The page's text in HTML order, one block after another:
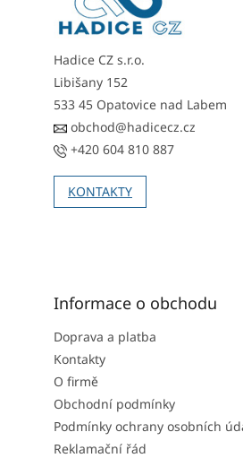
Hadice CZ s.r.o.
Libišany 152
533 45 Opatovice nad Labem
obchod@hadicecz.cz
+420 604 810 887
KONTAKTY
Informace o obchodu
Doprava a platba
Kontakty
O firmě
Obchodní podmínky
Podmínky ochrany osobních
Reklamační řád